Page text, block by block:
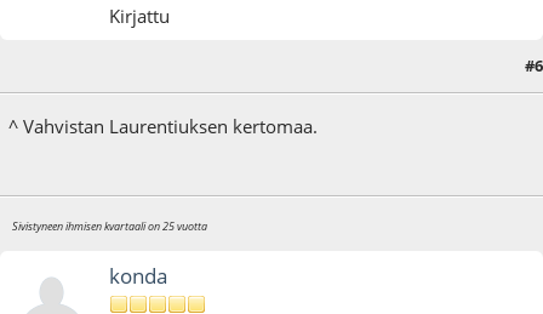
Kirjattu
#6
^ Vahvistan Laurentiuksen kertomaa.
Sivistyneen ihmisen kvartaali on 25 vuotta
konda